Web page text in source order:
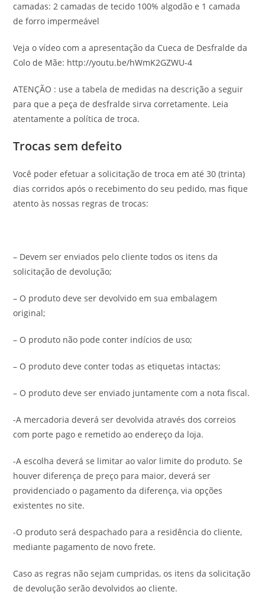
camadas: 2 camadas de tecido 100% algodão e 1 camada
de forro impermeável
Veja o vídeo com a apresentação da Cueca de Desfralde da
Colo de Mãe: http://youtu.be/hWmK2GZWU-4
ATENÇÃO : use a tabela de medidas na descrição a seguir
para que a peça de desfralde sirva corretamente. Leia
atentamente a política de troca.
Trocas sem defeito
Você poder efetuar a solicitação de troca em até 30 (trinta)
dias corridos após o recebimento do seu pedido, mas fique
atento às nossas regras de trocas:
– Devem ser enviados pelo cliente todos os itens da
solicitação de devolução;
– O produto deve ser devolvido em sua embalagem
original;
– O produto não pode conter indícios de uso;
– O produto deve conter todas as etiquetas intactas;
– O produto deve ser enviado juntamente com a nota fiscal.
-A mercadoria deverá ser devolvida através dos correios
com porte pago e remetido ao endereço da loja.
-A escolha deverá se limitar ao valor limite do produto. Se
houver diferença de preço para maior, deverá ser
providenciado o pagamento da diferença, via opções
existentes no site.
-O produto será despachado para a residência do cliente,
mediante pagamento de novo frete.
Caso as regras não sejam cumpridas, os itens da solicitação
de devolução serão devolvidos ao cliente.